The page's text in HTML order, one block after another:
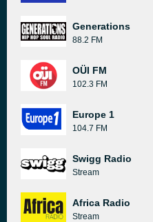
Generations
88.2 FM
OÜI FM
102.3 FM
Europe 1
104.7 FM
Swigg Radio
Stream
Africa Radio
Stream